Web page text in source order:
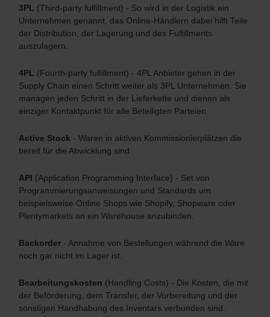
3PL (Third-party fulfillment) - So wird in der Logistik ein
Unternehmen genannt, das Online-Händlern dabei hilft Teile
der Distribution, der Lagerung und des Fulfillments
auszulagern.
4PL (Fourth-party fulfillment) - 4PL Anbieter gehen in der
Supply Chain einen Schritt weiter als 3PL Unternehmen. Sie
managen jeden Schritt in der Lieferkette und dienen als
einziger Kontaktpunkt für alle Beteiligten Parteien.
Active Stock - Waren in aktiven Kommissionierplätzen die
bereit für die Abwicklung sind.
API (Application Programming Interface) - Set von
Programmierungsanweisungen und Standards um
beispielsweise Online Shops wie Shopify, Shopware oder
Plentymarkets an ein Warehouse anzubinden.
Backorder - Annahme von Bestellungen während die Ware
noch gar nicht im Lager ist.
Bearbeitungskosten (Handling Costs) - Die Kosten, die mit
der Beförderung, dem Transfer, der Vorbereitung und der
sonstigen Handhabung des Inventars verbunden sind.